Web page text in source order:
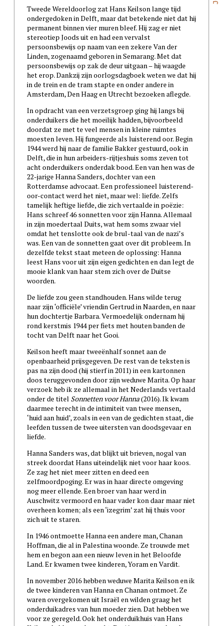
Tweede Wereldoorlog zat Hans Keilson lange tijd
ondergedoken in Delft, maar dat betekende niet dat hij
permanent binnen vier muren bleef. Hij zag er niet
stereotiep Joods uit en had een vervalst
persoonsbewijs op naam van een zekere Van der
Linden, zogenaamd geboren in Semarang. Met dat
persoonsbewijs op zak de deur uitgaan – hij waagde
het erop. Dankzij zijn oorlogsdagboek weten we dat hij
in de trein en de tram stapte en onder andere in
Amsterdam, Den Haag en Utrecht bezoeken aflegde.
In opdracht van een verzetsgroep ging hij langs bij
onderduikers die het moeilijk hadden, bijvoorbeeld
doordat ze met te veel mensen in kleine ruimtes
moesten leven. Hij fungeerde als luisterend oor. Begin
1944 werd hij naar de familie Bakker gestuurd, ook in
Delft, die in hun arbeiders-rijtjeshuis soms zeven tot
acht onderduikers onderdak bood. Een van hen was de
22-jarige Hanna Sanders, dochter van een
Rotterdamse advocaat. Een professioneel luisterend-
oor-contact werd het niet, maar wel: liefde. Zelfs
tamelijk heftige liefde, die zich vertaalde in poëzie:
Hans schreef 46 sonnetten voor zijn Hanna. Allemaal
in zijn moedertaal Duits, wat hem soms zwaar viel
omdat het tenslotte ook de brul-taal van de nazi’s
was. Een van de sonnetten gaat over dit probleem. In
dezelfde tekst staat meteen de oplossing: Hanna
leest Hans voor uit zijn eigen gedichten en dan legt de
mooie klank van haar stem zich over de Duitse
woorden.
De liefde zou geen standhouden. Hans wilde terug
naar zijn ‘officiële’ vriendin Gertrud in Naarden, en naar
hun dochtertje Barbara. Vermoedelijk ondernam hij
rond kerstmis 1944 per fiets met houten banden de
tocht van Delft naar het Gooi.
Keilson heeft maar tweeënhalf sonnet aan de
openbaarheid prijsgegeven. De rest van de teksten is
pas na zijn dood (hij stierf in 2011) in een kartonnen
doos teruggevonden door zijn weduwe Marita. Op haar
verzoek heb ik ze allemaal in het Nederlands vertaald
onder de titel Sonnetten voor Hanna(2016). Ik kwam
daarmee terecht in de intimiteit van twee mensen,
‘huid aan huid’, zoals in een van de gedichten staat, die
leefden tussen de twee uitersten van doodsgevaar en
liefde.
Hanna Sanders was, dat blijkt uit brieven, nogal van
streek doordat Hans uiteindelijk niet voor haar koos.
Ze zag het niet meer zitten en deed een
zelfmoordpoging. Er was in haar directe omgeving
nog meer ellende. Een broer van haar werd in
Auschwitz vermoord en haar vader kon daar maar niet
overheen komen; als een ‘izegrim’ zat hij thuis voor
zich uit te staren.
In 1946 ontmoette Hanna een andere man, Chanan
Hoffman, die al in Palestina woonde. Ze trouwde met
hem en begon aan een nieuw leven in het Beloofde
Land. Er kwamen twee kinderen, Yoram en Vardit.
In november 2016 hebben weduwe Marita Keilson en ik
de twee kinderen van Hanna en Chanan ontmoet. Ze
waren overgekomen uit Israël en wilden graag het
onderduikadres van hun moeder zien. Dat hebben we
voor ze geregeld. Ook het onderduikhuis van Hans